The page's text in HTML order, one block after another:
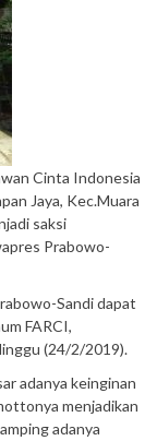
Cinta Indonesia
Jaya, Kec.Muara
saksi
Prabowo-
Sandi dapat
FARCI,
(24/2/2019).
adanya keinginan
menjadikan
adanya